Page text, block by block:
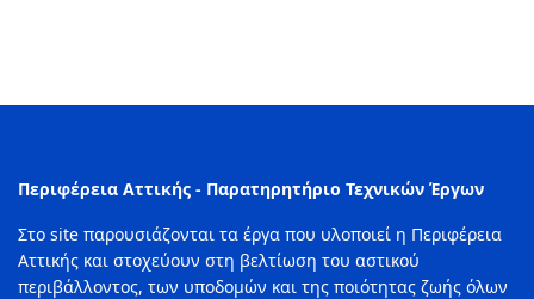
Περιφέρεια Αττικής - Παρατηρητήριο Τεχνικών Έργων
Στο site παρουσιάζονται τα έργα που υλοποιεί η Περιφέρεια
Αττικής και στοχεύουν στη βελτίωση του αστικού
περιβάλλοντος, των υποδομών και της ποιότητας ζωής όλων